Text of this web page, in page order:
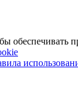
обеспечивать